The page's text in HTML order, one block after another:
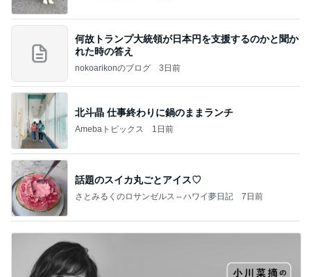
何故トランプ大統領が日本円を支援するのかと聞か
れた時の答え
nokoarikonのブログ 3日前
北斗晶 仕事終わりに鍋のままランチ
Amebaトピックス 1日前
話題のスイカ丸ごとアイス♡
さとみるくのロサンゼルス⇔ハワイ夢日記 7日前